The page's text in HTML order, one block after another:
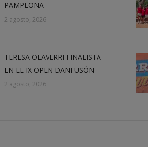
PAMPLONA
2 agosto, 2026
TERESA OLAVERRI FINALISTA
EN EL IX OPEN DANI USÓN
2 agosto, 2026